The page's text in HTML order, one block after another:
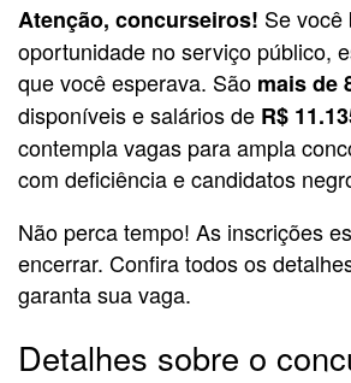
Atenção, concurseiros! Se você
oportunidade no serviço público,
que você esperava. São mais de
disponíveis e salários de R$
contempla vagas para ampla
com deficiência e candidatos
Não perca tempo! As inscrições
encerrar. Confira todos os
garanta sua vaga.
Detalhes sobre o